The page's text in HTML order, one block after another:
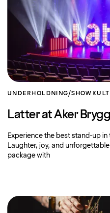
UNDERHOLDNING/SHOW
Latter at Aker
Experience the best stand-up
Laughter, joy, and
package with